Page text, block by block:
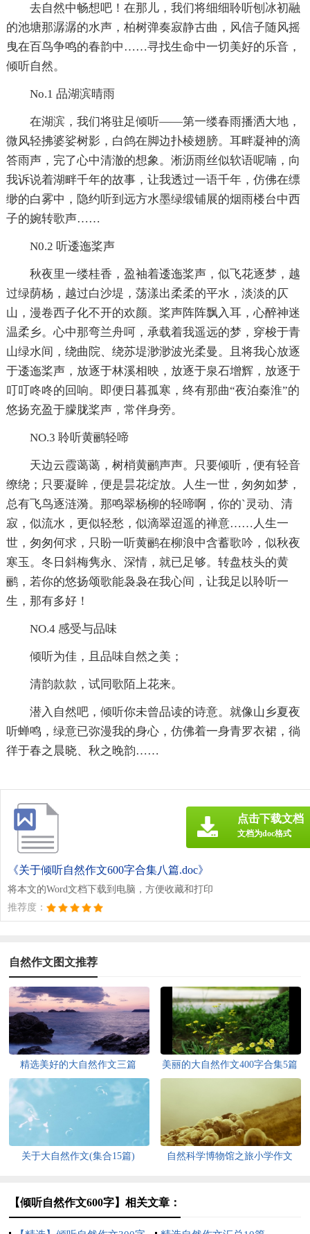
去自然中畅想吧！在那儿，我们将细细聆听刨冰初融
的池塘那潺潺的水声，柏树弹奏寂静古曲，风信子随风摇
曳在百鸟争鸣的春韵中……寻找生命中一切美好的乐音，
倾听自然。
No.1 品湖滨晴雨
在湖滨，我们将驻足倾听——第一缕春雨播洒大地，
微风轻拂婆娑树影，白鸽在脚边扑棱翅膀。耳畔凝神的滴
答雨声，完了心中清澈的想象。淅沥雨丝似软语呢喃，向
我诉说着湖畔千年的故事，让我透过一语千年，仿佛在缥
缈的白雾中，隐约听到远方水墨绿缎铺展的烟雨楼台中西
子的婉转歌声……
N0.2 听逶迤桨声
秋夜里一缕桂香，盈袖着逶迤桨声，似飞花逐梦，越
过绿荫杨，越过白沙堤，荡漾出柔柔的平水，淡淡的仄
山，漫卷西子化不开的欢颜。桨声阵阵飘入耳，心醉神迷
温柔乡。心中那弯兰舟呵，承载着我遥远的梦，穿梭于青
山绿水间，绕曲院、绕苏堤渺渺波光柔曼。且将我心放逐
于逶迤桨声，放逐于林溪相映，放逐于泉石增辉，放逐于
叮叮咚咚的回响。即便日暮孤寒，终有那曲“夜泊秦淮”的
悠扬充盈于朦胧桨声，常伴身旁。
NO.3 聆听黄鹂轻啼
天边云霞蔼蔼，树梢黄鹂声声。只要倾听，便有轻音
缭绕；只要凝眸，便是昙花绽放。人生一世，匆匆如梦，
总有飞鸟逐涟漪。那鸣翠杨柳的轻啼啊，你的`灵动、清
寂，似流水，更似轻愁，似滴翠迢遥的禅意……人生一
世，匆匆何求，只盼一听黄鹂在柳浪中含蓄歌吟，似秋夜
寒玉。冬日斜梅隽永、深情，就已足够。转盘枝头的黄
鹂，若你的悠扬颂歌能袅袅在我心间，让我足以聆听一
生，那有多好！
NO.4 感受与品味
倾听为佳，且品味自然之美；
清韵款款，试同歌陌上花来。
潜入自然吧，倾听你未曾品读的诗意。就像山乡夏夜
听蝉鸣，绿意已弥漫我的身心，仿佛着一身青罗衣裙，徜
徉于春之晨晓、秋之晚韵……
《关于倾听自然作文600字合集八篇.doc》
将本文的Word文档下载到电脑，方便收藏和打印
推荐度：
点击下载文档
文档为doc格式
自然作文图文推荐
精选美好的大自然作文三篇 美丽的大自然作文400字合集5篇
关于大自然作文(集合15篇) 自然科学博物馆之旅小学作文
【倾听自然作文600字】相关文章：